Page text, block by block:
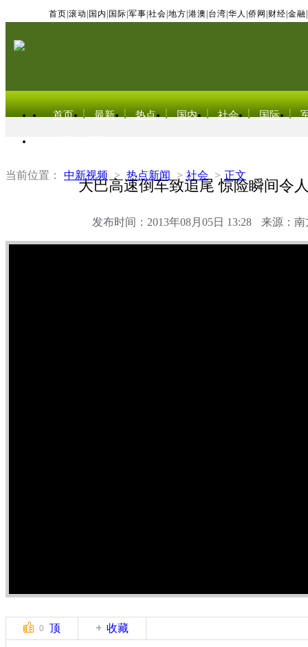
首页 滚动 国内 国际 军事 社会 地方 港澳 台湾 华人 侨网 财经 金融
首页 最新 热点 国内 社会 国际
当前位置： 中新视频 > 热点新闻 > 社会 > 正文
大巴高速倒车致追尾 惊险瞬间令
发布时间：2013年08月05日 13:28 来源：南
0 顶 收藏